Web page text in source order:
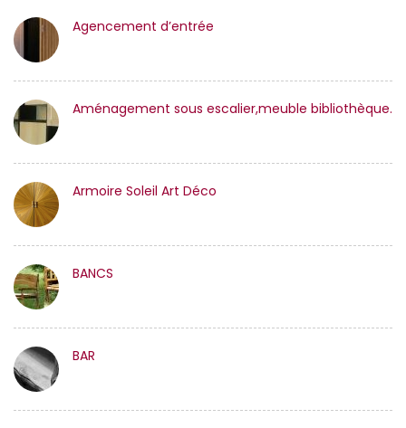
Agencement d’entrée
Aménagement sous escalier,meuble bibliothèque.
Armoire Soleil Art Déco
BANCS
BAR